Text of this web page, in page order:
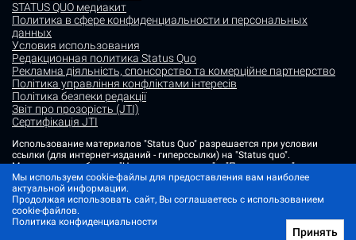
STATUS QUO медиакит
Политика в сфере конфиденциальности и персональных
данных
Условия использования
Редакционная политика Status Quo
Рекламна діяльність, спонсорство та комерційне партнерство
Політика управління конфліктами інтересів
Політика безпеки редакції
Звіт про прозорість (JTI)
Сертифікація JTI
Использование материалов "Status Quo" разрешается при условии
ссылки (для интернет-изданий - гиперссылки) на "Status quo".
Материалы в рубриках "Новости партнеров" и "Пресс-релизы"
размещаются на правах рекламы или в рамках некоммерческого
партнерства.
Изображения, содержащие метку "Status Quo" или не содержащие
информации об источнике фото, являются иллюстративными либо
сгенерированными ИИ
Мы используем cookie-файлы для предоставления вам наиболее
актуальной информации.
Продолжая использовать сайт, Вы соглашаетесь с использованием
cookie-файлов.
Политика конфиденциальности
Принять